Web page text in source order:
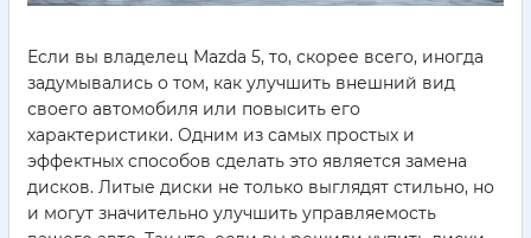
Если вы владелец Mazda 5, то, скорее всего, иногда
задумывались о том, как улучшить внешний вид
своего автомобиля или повысить его
характеристики. Одним из самых простых и
эффектных способов сделать это является замена
дисков. Литые диски не только выглядят стильно, но
и могут значительно улучшить управляемость